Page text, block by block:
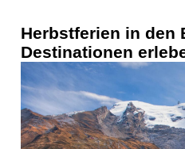
Herbstferien in den
Destinationen